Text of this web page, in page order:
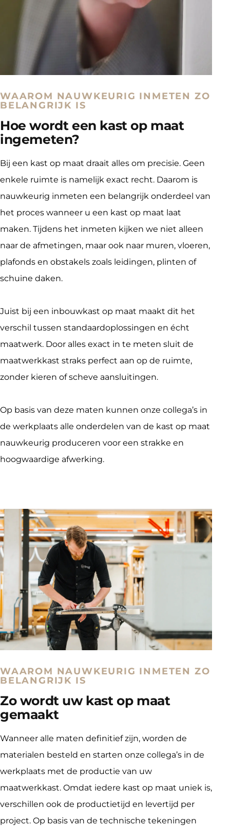
WAAROM NAUWKEURIG INMETEN ZO
BELANGRIJK IS
Hoe wordt een kast op maat
ingemeten?
Bij een kast op maat draait alles om precisie. Geen
enkele ruimte is namelijk exact recht. Daarom is
nauwkeurig inmeten een belangrijk onderdeel van
het proces wanneer u een kast op maat laat
maken. Tijdens het inmeten kijken we niet alleen
naar de afmetingen, maar ook naar muren, vloeren,
plafonds en obstakels zoals leidingen, plinten of
schuine daken.
Juist bij een inbouwkast op maat maakt dit het
verschil tussen standaardoplossingen en écht
maatwerk. Door alles exact in te meten sluit de
maatwerkkast straks perfect aan op de ruimte,
zonder kieren of scheve aansluitingen.
Op basis van deze maten kunnen onze collega’s in
de werkplaats alle onderdelen van de kast op maat
nauwkeurig produceren voor een strakke en
hoogwaardige afwerking.
WAAROM NAUWKEURIG INMETEN ZO
BELANGRIJK IS
Zo wordt uw kast op maat
gemaakt
Wanneer alle maten definitief zijn, worden de
materialen besteld en starten onze collega’s in de
werkplaats met de productie van uw
maatwerkkast. Omdat iedere kast op maat uniek is,
verschillen ook de productietijd en levertijd per
project. Op basis van de technische tekeningen